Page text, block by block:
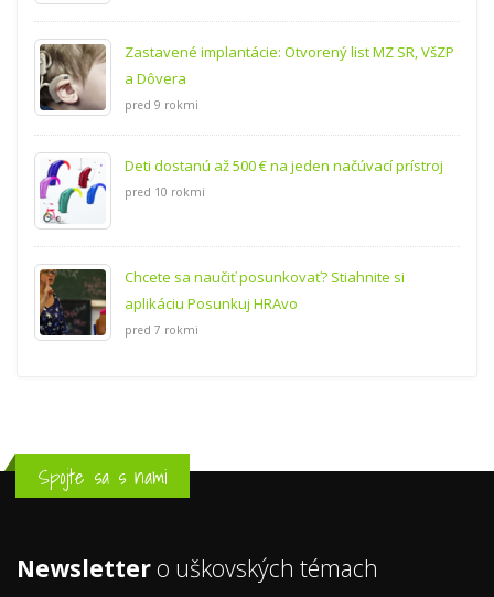
Zastavené implantácie: Otvorený list MZ SR, VšZP
a Dôvera
pred 9 rokmi
Deti dostanú až 500 € na jeden načúvací prístroj
pred 10 rokmi
Chcete sa naučiť posunkovať? Stiahnite si
aplikáciu Posunkuj HRAvo
pred 7 rokmi
Spojte sa s nami
Newsletter o uškovských témach